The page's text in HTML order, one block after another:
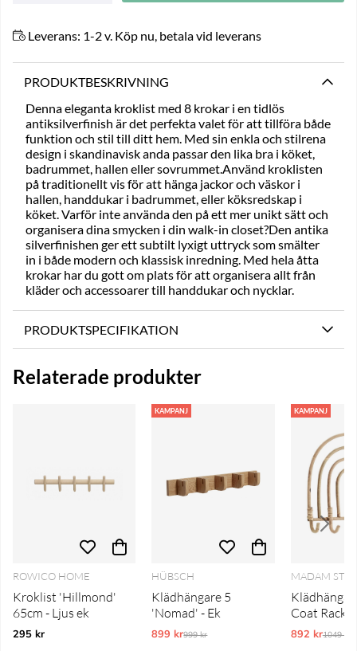
Leverans: 1-2 v. Köp nu, betala vid leverans
PRODUKTBESKRIVNING
Denna eleganta kroklist med 8 krokar i en tidlös
antiksilverfinish är det perfekta valet för att tillföra både
funktion och stil till ditt hem. Med sin enkla och stilrena
design i skandinavisk anda passar den lika bra i köket,
badrummet, hallen eller sovrummet.Använd kroklisten
på traditionellt vis för att hänga jackor och väskor i
hallen, handdukar i badrummet, eller köksredskap i
köket. Varför inte använda den på ett mer unikt sätt och
organisera dina smycken i din walk-in closet?Den antika
silverfinishen ger ett subtilt lyxigt uttryck som smälter
in i både modern och klassisk inredning. Med hela åtta
krokar har du gott om plats för att organisera allt från
kläder och accessoarer till handdukar och nycklar.
PRODUKTSPECIFIKATION
Relaterade produkter
ROWICO HOME
Kroklist 'Hillmond'
65cm - Ljus ek
295 kr
KAMPANJ
HÜBSCH
Klädhängare 5
'Nomad' - Ek
899 krOrdinarie pris:
999 kr
KAMPANJ
MADAM
Coat Rack'
892 kr1049 kr